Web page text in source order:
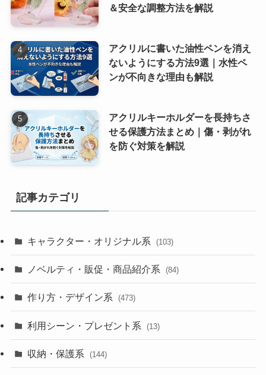
＆安全な調整方法を解説
アクリルに書いた油性ペンを消え
ないようにする方法9選｜水性ペ
ンが不向きな理由も解説
アクリルキーホルダーを長持ちさ
せる保護方法まとめ｜傷・剥がれ
を防ぐ対策を解説
記事カテゴリ
キャラクター・オリジナル系 (103)
ノベルティ・販促・商品紹介系 (84)
作り方・デザイン系 (473)
利用シーン・プレゼント系 (13)
収納・保護系 (144)